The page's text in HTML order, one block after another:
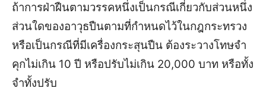
ถ้าการฝ่าฝืนตามวรรคหนึ่งเป็นกรณีเกี่ยวกับส่วนหนึ่ง
ส่วนใดของอาวุธปืนตามที่กำหนดไว้ในกฎกระทรวง
หรือเป็นกรณีที่มีเครื่องกระสุนปืน ต้องระวางโทษจำ
คุกไม่เกิน 10 ปี หรือปรับไม่เกิน 20,000 บาท หรือทั้ง
จำทั้งปรับ